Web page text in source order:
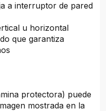
a interruptor de pared
u horizontal
que garantiza
protectora) puede
mostrada en la